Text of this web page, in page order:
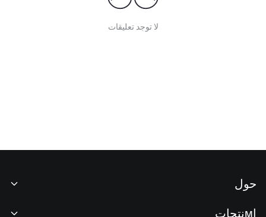
لا توجد تعليقات
حول
اмنتجات